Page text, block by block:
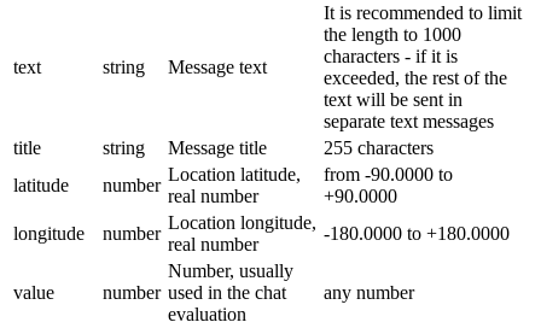
text string Message text
It is recommended to limit
the length to 1000
characters - if it is
exceeded, the rest of the
text will be sent in
separate text messages
title
string Message title
255 characters
latitude
number
Location latitude,
real number
from -90.0000 to
+90.0000
longitude
number
Location longitude,
real number
-180.0000 to +180.0000
value number
Number, usually
used in the chat
evaluation
any number